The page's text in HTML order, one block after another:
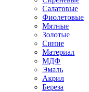
Салатовые
Фиолетовые
Мятные
Золотые
Синие
Материал
МДФ
Эмаль
Акрил
Береза